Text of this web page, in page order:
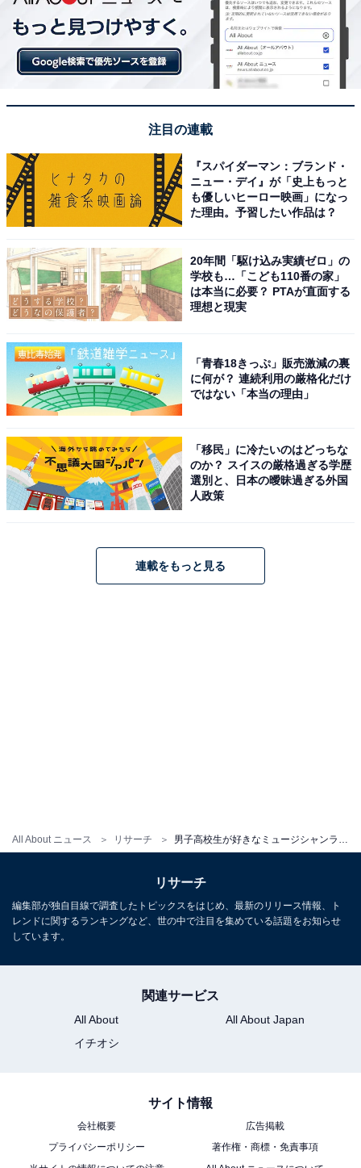
All About ニュース リサーチ 男子高校生が好きなミュージシャンランキング！ 2位「米津玄師」を抑えた1位は？
1位：YOASOBI
View this post on Instagram
A post shared by Paper Magazine (@papermagazine)
1位は、YOASOBIでした。コンポーザーのAyaseさん、
ニット。 2019年に公開したデビュー曲『夜に駆ける』
は、2024年5月時点でBillboard JAPANチャートにおける
【「アイドル」ver.特製バインダー用オリジナルインデッ
CD+特製バインダー ］＋特典：特製バインダー用オリジ
注目の連載
『スパイダーマン：ブランド・
ニュー・デイ』が「史上もっと
も優しいヒーロー映画」になっ
た理由。予習したい作品は？
20年間「駆け込み実績ゼロ」の
学校も…「こども110番の家」
は本当に必要？ PTAが直面する
理想と現実
「青春18きっぷ」販売激減の裏
に何が？ 連続利用の厳格化だけ
ではない「本当の理由」
「移民」に冷たいのはどっちな
のか？ スイスの厳格過ぎる学歴
選別と、日本の曖昧過ぎる外国
人政策
連載をもっと見る
リサーチ
編集部が独自目線で調査したトピックスをはじめ、最新のリリース情報、ト
レンドに関するランキングなど、世の中で注目を集めている話題をお知らせ
しています。
関連サービス
All About
All About Japan
イチオシ
サイト情報
会社概要
広告掲載
プライバシーポリシー
著作権・商標・免責事項